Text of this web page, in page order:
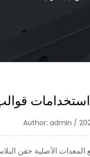
Author: admin /
المعدات الأصلية حقن